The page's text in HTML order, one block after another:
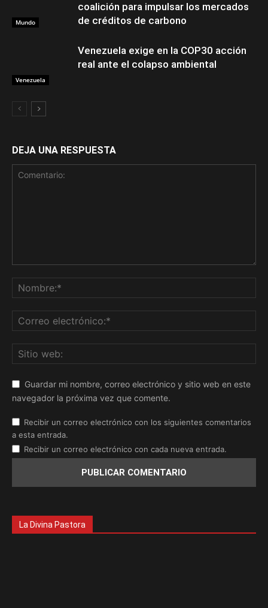
Mundo
coalición para impulsar los mercados
de créditos de carbono
Venezuela
Venezuela exige en la COP30 acción
real ante el colapso ambiental
DEJA UNA RESPUESTA
Guardar mi nombre, correo electrónico y sitio web en este
navegador la próxima vez que comente.
Recibir un correo electrónico con los siguientes comentarios
a esta entrada.
Recibir un correo electrónico con cada nueva entrada.
La Divina Pastora